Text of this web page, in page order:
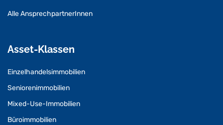
Alle AnsprechpartnerInnen
Asset-Klassen
Einzelhandelsimmobilien
Seniorenimmobilien
Mixed-Use-Immobilien
Büroimmobilien